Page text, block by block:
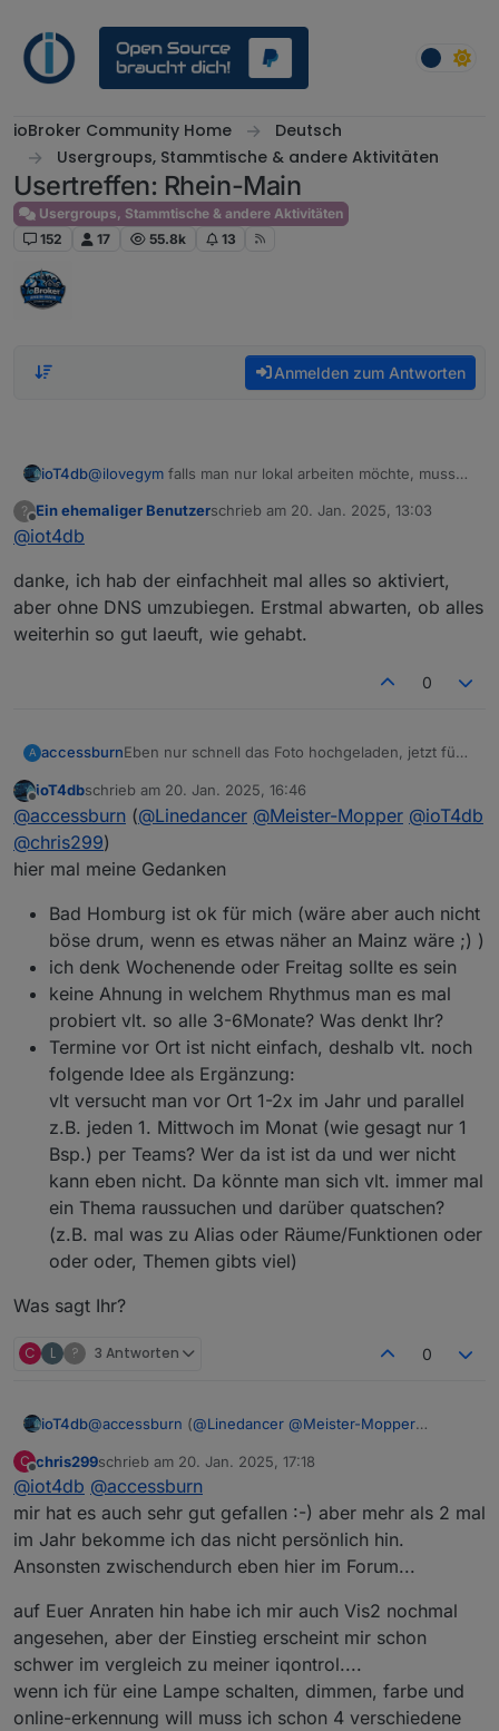
ioBroker Community Home
Deutsch
Usergroups, Stammtische & andere Aktivitäten
Usertreffen: Rhein-Main
Usergroups, Stammtische & andere Aktivitäten
152
17 55.8k 13
Anmelden zum Antworten
ioT4db@ilovegym falls man nur lokal arbeiten möchte, muss
oder setzt das die UDM voraus?
klappen. Die FE80:: gibt sich ja jedes Device "selbst".
für sauberes Routing nicht optimal.
?
Offline
Ein ehemaliger Benutzerschrieb am 20. Jan. 2025, 13:03
zuletzt editiert von
@iot4db
danke, ich hab der einfachheit mal alles so aktiviert,
aber ohne DNS umzubiegen. Erstmal abwarten, ob alles
weiterhin so gut laeuft, wie gehabt.
0
A accessburnEben nur schnell das Foto hochgeladen, jetzt füge
Der erste Stammtisch in Ffm war, aus meiner Sicht,
ein voller Erfolg. Wir haben, denke ich, alle etwas
haben viel erzählt, präsentiert und Erfahrungen
ausgetauscht. Ich danke allen anwesenden und
*insider
organisieren und hoffe auf reges erscheinen.
Wie sollen wir weiter vorgehen? Wochenende?
Bad Homburg? Datumsumfrage?
ioT4dbschrieb am 20. Jan. 2025, 16:46
zuletzt editiert von
@accessburn (@Linedancer @Meister-Mopper @ioT4db
@chris299)
hier mal meine Gedanken
Bad Homburg ist ok für mich (wäre aber auch nicht
böse drum, wenn es etwas näher an Mainz wäre ;) )
ich denk Wochenende oder Freitag sollte es sein
keine Ahnung in welchem Rhythmus man es mal
probiert vlt. so alle 3-6Monate? Was denkt Ihr?
Termine vor Ort ist nicht einfach, deshalb vlt. noch
folgende Idee als Ergänzung:
vlt versucht man vor Ort 1-2x im Jahr und parallel
z.B. jeden 1. Mittwoch im Monat (wie gesagt nur 1
Bsp.) per Teams? Wer da ist ist da und wer nicht
kann eben nicht. Da könnte man sich vlt. immer mal
ein Thema raussuchen und darüber quatschen?
(z.B. mal was zu Alias oder Räume/Funktionen oder
oder oder, Themen gibts viel)
Was sagt Ihr?
C L ? 3 Antworten 0
ioT4db@accessburn (@Linedancer @Meister-Mopper
hier mal meine Gedanken
Bad Homburg ist ok für mich (wäre aber auch
nicht böse drum, wenn es etwas näher an Mainz
wäre ;) )
ich denk Wochenende oder Freitag sollte es sein
keine Ahnung in welchem Rhythmus man es mal
probiert vlt. so alle 3-6Monate? Was denkt Ihr?
folgende Idee als Ergänzung:
vlt versucht man vor Ort 1-2x im Jahr und parallel
z.B. jeden 1. Mittwoch im Monat (wie gesagt nur 1
Bsp.) per Teams? Wer da ist ist da und wer nicht
kann eben nicht. Da könnte man sich vlt. immer
mal ein Thema raussuchen und darüber
Was sagt Ihr?
C
Offline
chris299schrieb am 20. Jan. 2025, 17:18
zuletzt editiert von
@iot4db @accessburn
mir hat es auch sehr gut gefallen :-) aber mehr als 2 mal
im Jahr bekomme ich das nicht persönlich hin.
Ansonsten zwischendurch eben hier im Forum...
auf Euer Anraten hin habe ich mir auch Vis2 nochmal
angesehen, aber der Einstieg erscheint mir schon
schwer im vergleich zu meiner iqontrol....
wenn ich für eine Lampe schalten, dimmen, farbe und
online-erkennung will muss ich schon 4 verschiedene